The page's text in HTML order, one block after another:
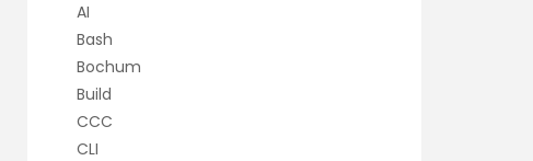
AI
Bash
Bochum
Build
CCC
CLI